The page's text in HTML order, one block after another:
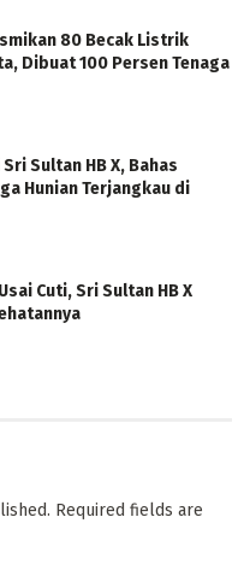
80 Becak Listrik
Dibuat 100 Persen Tenaga
Sultan HB X, Bahas
Hunian Terjangkau di
Cuti, Sri Sultan HB X
Required fields are